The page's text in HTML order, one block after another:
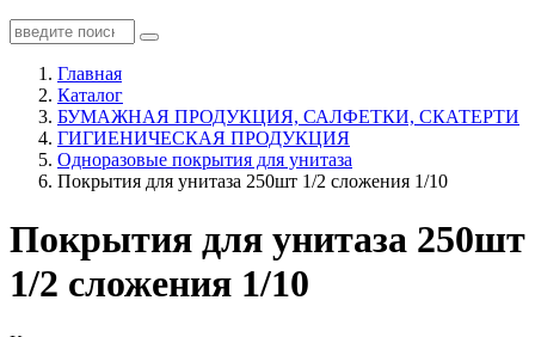
Главная
Каталог
БУМАЖНАЯ ПРОДУКЦИЯ, САЛФЕТКИ, СКАТЕРТИ
ГИГИЕНИЧЕСКАЯ ПРОДУКЦИЯ
Одноразовые покрытия для унитаза
Покрытия для унитаза 250шт 1/2 сложения 1/10
Покрытия для унитаза 250шт
1/2 сложения 1/10